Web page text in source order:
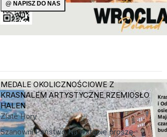
MEDALE OKOLICZNOŚCIOWE Z
KRASNALEMARTYSTYCZNE RZEMIOSŁO
HALEN
Zlaté Hory
Szanowni Państwo,Na wstępie proszę